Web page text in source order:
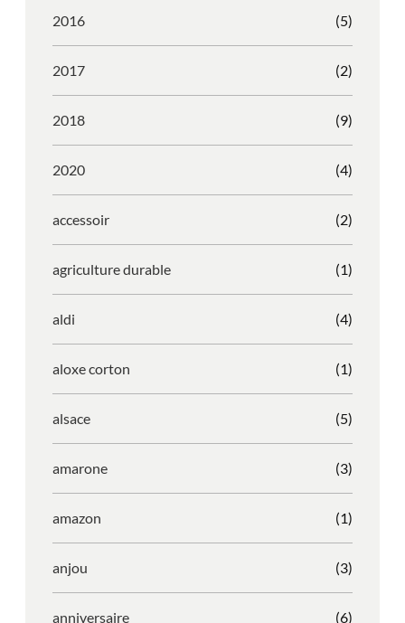
2016 (5)
2017 (2)
2018 (9)
2020 (4)
accessoir (2)
agriculture durable (1)
aldi (4)
aloxe corton (1)
alsace (5)
amarone (3)
amazon (1)
anjou (3)
anniversaire (6)